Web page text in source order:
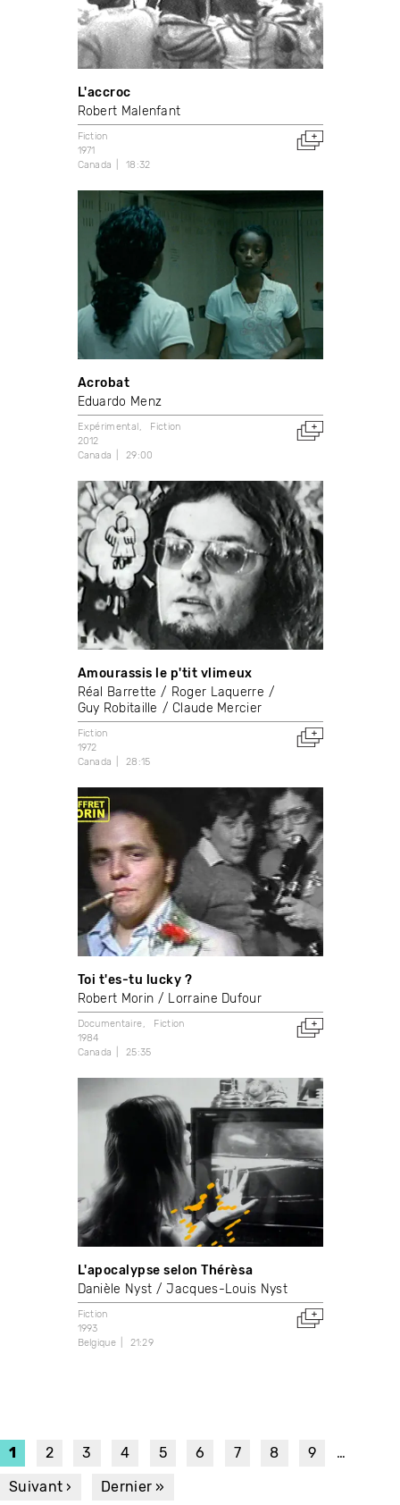
L'accroc
Robert Malenfant
Fiction
1971
Canada
18:32
Acrobat
Eduardo Menz
Expérimental
Fiction
2012
Canada
29:00
Amourassis le p'tit vlimeux
Réal Barrette
Roger Laquerre
Guy Robitaille
Claude Mercier
Fiction
1972
Canada
28:15
Toi t'es-tu lucky ?
Robert Morin
Lorraine Dufour
Documentaire
Fiction
1984
Canada
25:35
L'apocalypse selon Thérèsa
Danièle Nyst
Jacques-Louis Nyst
Fiction
1993
Belgique
21:29
PAGINATION
Page
courante
1 Page
2 Page
3 Page
4 Page
5 Page
6 Page
7 Page
8 Page
9
…
Page
Suivant ›
Dernière
Dernier »